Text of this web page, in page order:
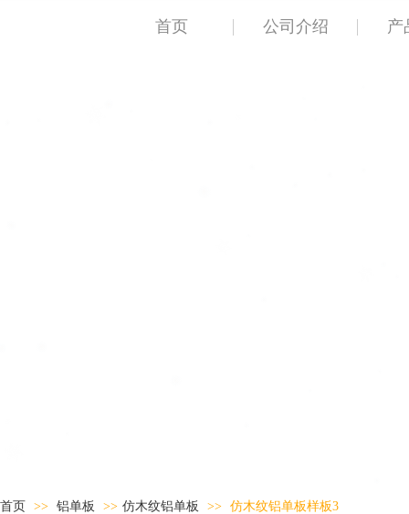
首页 公司介绍 产
首页 >> 铝单板 >> 仿木纹铝单板 >> 仿木纹铝单板样板3